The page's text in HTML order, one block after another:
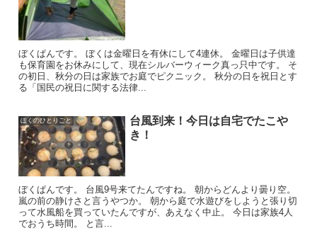
ぼくぱんです。 ぼくは金曜日を有休にして4連休。 金曜日は子供達
も保育園をお休みにして、現在シルバーウィーク真っ只中です。 そ
の初日、秋分の日は家族でお庭でピクニック。 秋分の日を祝日とす
る「国民の祝日に関する法律...
ぼくのひとりごと
台風到来！今日は自宅でたこや
き！
ぼくぱんです。 台風9号来てたんですね。 朝からどんより曇り空。
嵐の前の静けさと言うやつか。 朝から庭で水遊びをしようと張り切
って水風船を買っていたんですが、あえなく中止。 今日は家族4人
でおうち時間。 と言...